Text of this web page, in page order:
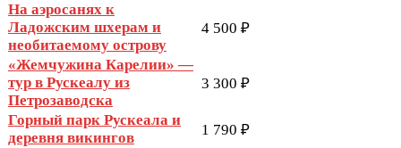
На аэросанях к
Ладожским шхерам и
необитаемому острову
4 500 ₽
«Жемчужина Карелии» —
тур в Рускеалу из
Петрозаводска
3 300 ₽
Горный парк Рускеала и
деревня викингов
1 790 ₽